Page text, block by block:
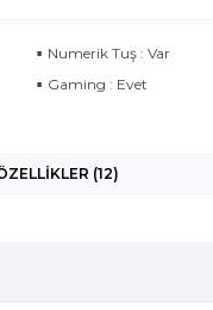
Numerik Tuş : Var
Gaming : Evet
(12)